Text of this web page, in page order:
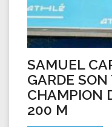
SAMUEL
GARDE SON
CHAMPION
200 M